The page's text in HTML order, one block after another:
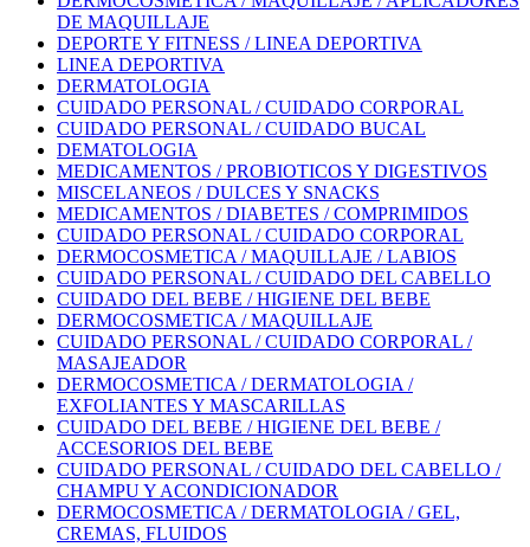
DE MAQUILLAJE
DEPORTE Y FITNESS / LINEA DEPORTIVA
LINEA DEPORTIVA
DERMATOLOGIA
CUIDADO PERSONAL / CUIDADO CORPORAL
CUIDADO PERSONAL / CUIDADO BUCAL
DEMATOLOGIA
MEDICAMENTOS / PROBIOTICOS Y DIGESTIVOS
MISCELANEOS / DULCES Y SNACKS
MEDICAMENTOS / DIABETES / COMPRIMIDOS
CUIDADO PERSONAL / CUIDADO CORPORAL
DERMOCOSMETICA / MAQUILLAJE / LABIOS
CUIDADO PERSONAL / CUIDADO DEL CABELLO
CUIDADO DEL BEBE / HIGIENE DEL BEBE
DERMOCOSMETICA / MAQUILLAJE
CUIDADO PERSONAL / CUIDADO CORPORAL /
MASAJEADOR
DERMOCOSMETICA / DERMATOLOGIA /
EXFOLIANTES Y MASCARILLAS
CUIDADO DEL BEBE / HIGIENE DEL BEBE /
ACCESORIOS DEL BEBE
CUIDADO PERSONAL / CUIDADO DEL CABELLO /
CHAMPU Y ACONDICIONADOR
DERMOCOSMETICA / DERMATOLOGIA / GEL,
CREMAS, FLUIDOS